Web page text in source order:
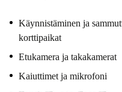
Käynnistäminen ja
korttipaikat
Etukamera ja takakamerat
Kaiuttimet ja mikrofoni